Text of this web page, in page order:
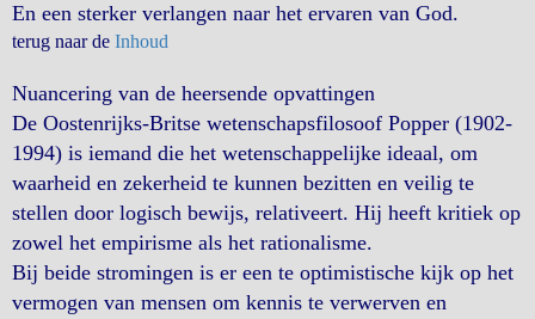
En een sterker verlangen naar het ervaren van God.
terug naar de Inhoud
Nuancering van de heersende opvattingen
De Oostenrijks-Britse wetenschapsfilosoof Popper (1902-
1994) is iemand die het wetenschappelijke ideaal, om
waarheid en zekerheid te kunnen bezitten en veilig te
stellen door logisch bewijs, relativeert. Hij heeft kritiek op
zowel het empirisme als het rationalisme.
Bij beide stromingen is er een te optimistische kijk op het
vermogen van mensen om kennis te verwerven en